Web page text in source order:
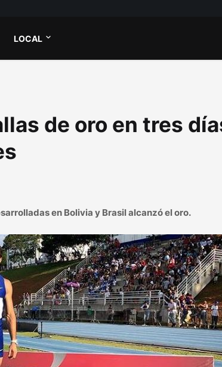
LOCAL
de oro en tres
en Bolivia y Brasil alcanzó el oro.